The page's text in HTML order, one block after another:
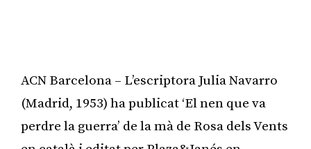
ACN Barcelona – L’escriptora Julia Navarro
(Madrid, 1953) ha publicat ‘El nen que va
perdre la guerra’ de la mà de Rosa dels Vents